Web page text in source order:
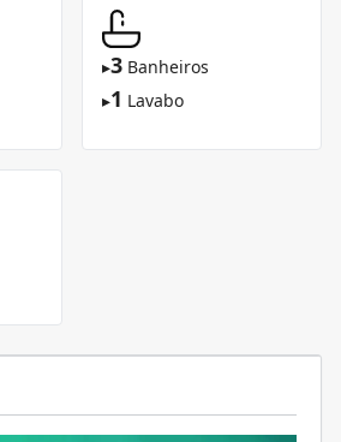
▸3 Banheiros
▸1 Lavabo